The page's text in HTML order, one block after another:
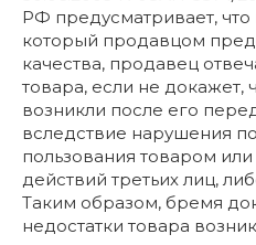
РФ предусматривает,
который продавцом
качества, продавец
товара, если не докажет,
возникли после его
вследствие нарушения
пользования товаром
действий третьих лиц,
Таким образом, бремя
недостатки товара